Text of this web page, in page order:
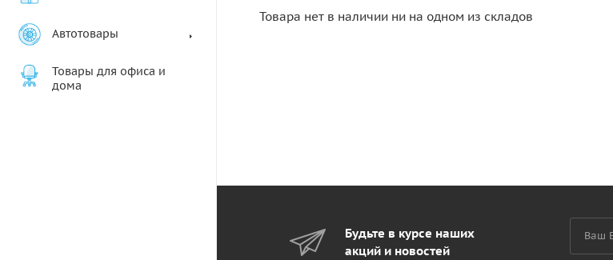
Автотовары
Товары для офиса и
дома
Товара нет в наличии ни на одном из складов
Будьте в курсе наших
акций и новостей